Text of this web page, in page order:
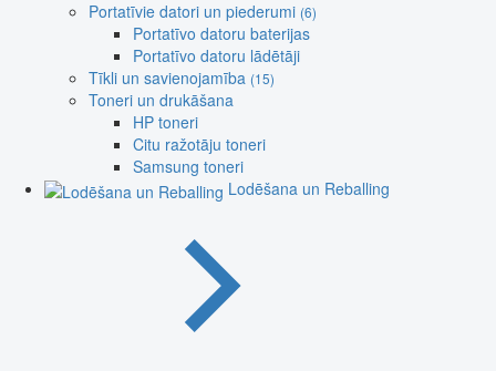
Portatīvie datori un piederumi (6)
Portatīvo datoru baterijas
Portatīvo datoru lādētāji
Tīkli un savienojamība (15)
Toneri un drukāšana
HP toneri
Citu ražotāju toneri
Samsung toneri
Lodēšana un Reballing